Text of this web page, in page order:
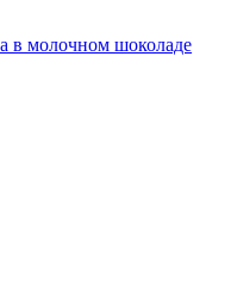
в молочном шоколаде